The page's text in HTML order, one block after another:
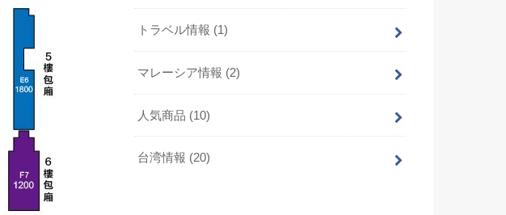
トラベル情報 (1)
マレーシア情報 (2)
人気商品 (10)
台湾情報 (20)